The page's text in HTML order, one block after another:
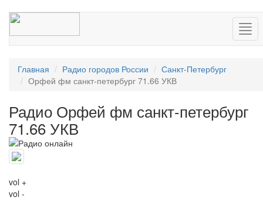
Главная Радио городов России
Санкт-Петербург
Орфей фм санкт-петербург 71.66 УКВ
Радио Орфей фм санкт-петербург
71.66 УКВ
vol +
vol -